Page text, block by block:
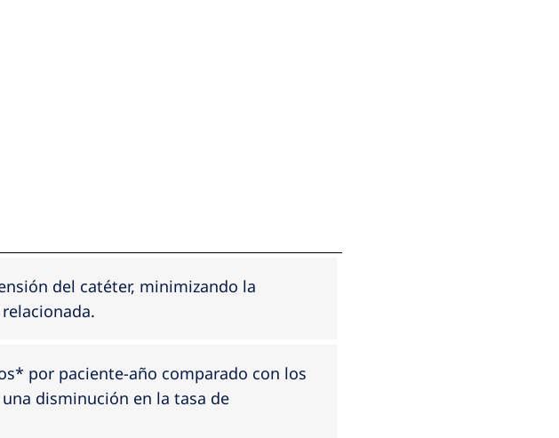
del catéter, minimizando la
por paciente-año comparado con los
disminución en la tasa de